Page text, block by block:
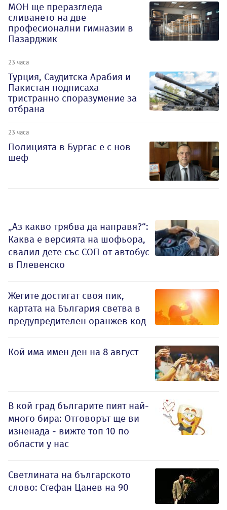
МОН ще преразгледа
сливането на две
професионални гимназии в
Пазарджик
23 часа
Турция, Саудитска Арабия и
Пакистан подписаха
тристранно споразумение за
отбрана
23 часа
Полицията в Бургас е с нов
шеф
„Аз какво трябва да направя?“:
Каква е версията на шофьора,
свалил дете със СОП от автобус
в Плевенско
Жегите достигат своя пик,
картата на България светва в
предупредителен оранжев код
Кой има имен ден на 8 август
В кой град българите пият най-
много бира: Отговорът ще ви
изненада - вижте топ 10 по
области у нас
Светлината на българското
слово: Стефан Цанев на 90